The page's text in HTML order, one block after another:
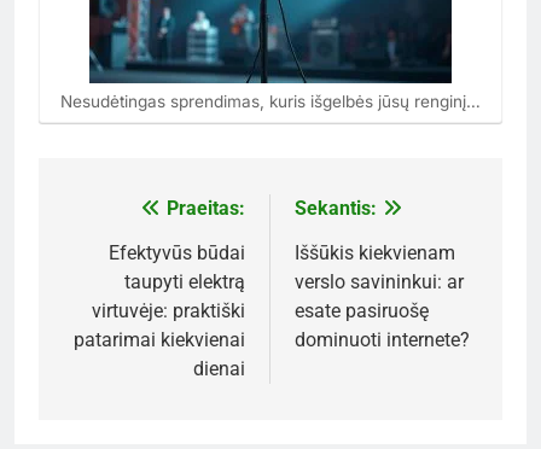
Nesudėtingas sprendimas, kuris išgelbės jūsų renginį…
Navigacija
tarp
įrašų
Praeitas:
Efektyvūs būdai
taupyti elektrą
virtuvėje: praktiški
patarimai kiekvienai
dienai
Sekantis:
Iššūkis kiekvienam
verslo savininkui: ar
esate pasiruošę
dominuoti internete?